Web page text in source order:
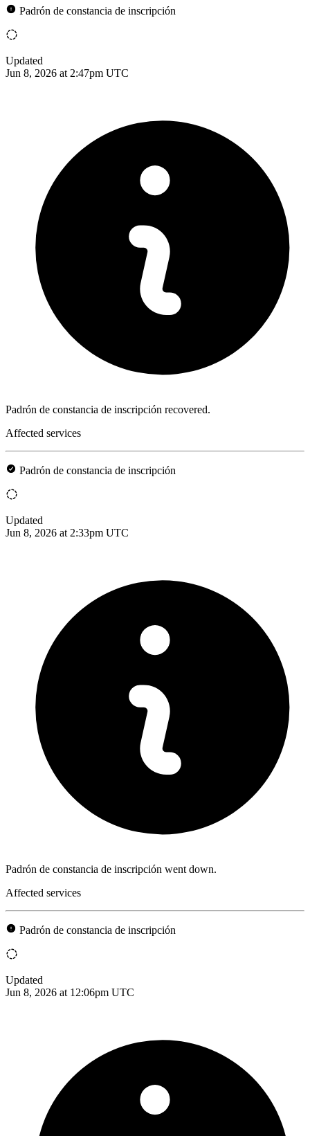
Padrón de constancia de inscripción
Updated
Jun 8, 2026 at 2:47pm UTC
Padrón de constancia de inscripción recovered.
Affected services
Padrón de constancia de inscripción
Updated
Jun 8, 2026 at 2:33pm UTC
Padrón de constancia de inscripción went down.
Affected services
Padrón de constancia de inscripción
Updated
Jun 8, 2026 at 12:06pm UTC